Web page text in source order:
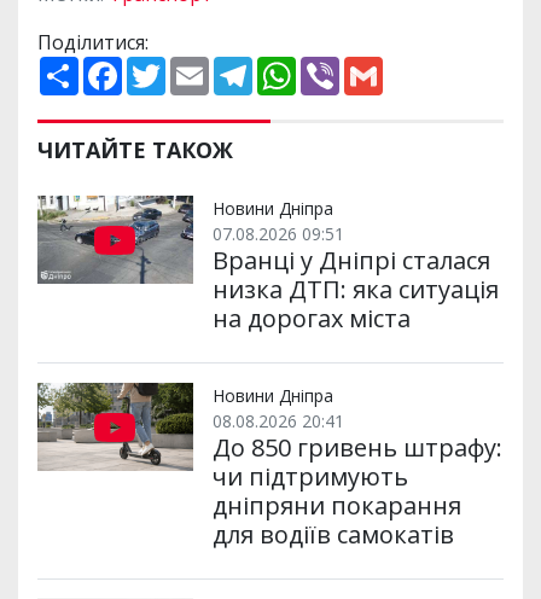
Поділитися:
П
о
и
р
и
и
F
a
e
b
o
k
T
w
t
t
e
E
m
i
l
T
e
e
m
W
h
p
V
ЧИТАЙТЕ ТАКОЖ
Новини Дніпра
07.08.2026 09:51
Вранці у Дніпрі сталася
низка ДТП: яка ситуація
на дорогах міста
Новини Дніпра
08.08.2026 20:41
До 850 гривень штрафу:
чи підтримують
дніпряни покарання
для водіїв самокатів